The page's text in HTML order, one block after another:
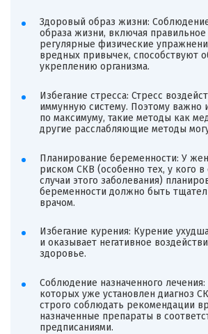
Здоровый образ жизни:
образа жизни, включая правильное
регулярные физические
вредных привычек, способствуют
укреплению организма.
Избегание стресса: Стресс
иммунную систему. Поэтому важно
по максимуму, такие методы как
другие расслабляющие методы
Планирование беременности: У
риском СКВ (особенно тех, у кого
случаи этого заболевания)
беременности должно быть
врачом.
Избегание курения: Курение
и оказывает негативное
здоровье.
Соблюдение назначенного
которых уже установлен диагноз
строго соблюдать рекомендации
назначенные препараты в
предписаниями.